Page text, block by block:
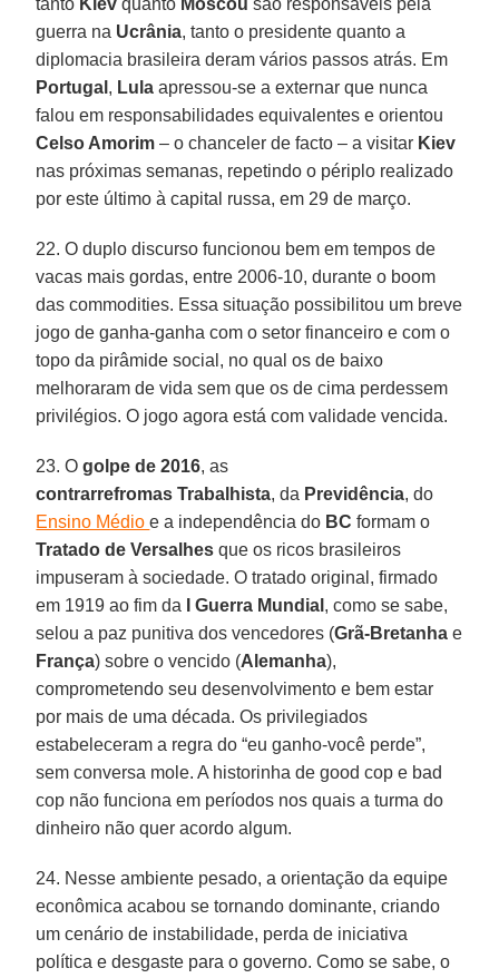
guerra na Ucrânia, tanto o presidente quanto a
diplomacia brasileira deram vários passos atrás. Em
Portugal , Lula apressou-se a externar que nunca
falou em responsabilidades equivalentes e orientou
Celso Amorim – o chanceler de facto – a visitar Kiev
nas próximas semanas, repetindo o périplo realizado
por este último à capital russa, em 29 de março.
22. O duplo discurso funcionou bem em tempos de
vacas mais gordas, entre 2006-10, durante o boom
das commodities. Essa situação possibilitou um breve
jogo de ganha-ganha com o setor financeiro e com o
topo da pirâmide social, no qual os de baixo
melhoraram de vida sem que os de cima perdessem
privilégios. O jogo agora está com validade vencida.
23. O golpe de 2016, as
contrarrefromas Trabalhista, da Previdência, do
Ensino Médioe a independência do BC formam o
Tratado de Versalhes que os ricos brasileiros
impuseram à sociedade. O tratado original, firmado
em 1919 ao fim da I Guerra Mundial , como se sabe,
selou a paz punitiva dos vencedores (Grã-Bretanha e
França) sobre o vencido (Alemanha),
comprometendo seu desenvolvimento e bem estar
por mais de uma década. Os privilegiados
estabeleceram a regra do “eu ganho-você perde”,
sem conversa mole. A historinha de good cop e bad
cop não funciona em períodos nos quais a turma do
dinheiro não quer acordo algum.
24. Nesse ambiente pesado, a orientação da equipe
econômica acabou se tornando dominante, criando
um cenário de instabilidade, perda de iniciativa
política e desgaste para o governo. Como se sabe, o